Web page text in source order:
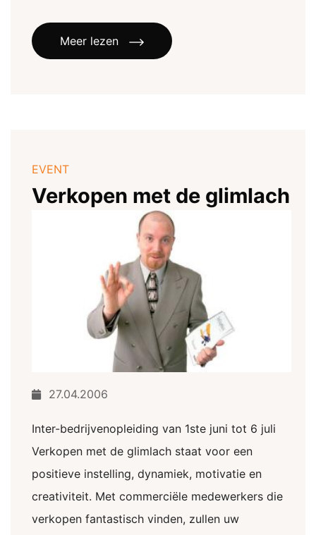
Meer lezen
EVENT
Verkopen met de glimlach
27.04.2006
Inter-bedrijvenopleiding van 1ste juni tot 6 juli
Verkopen met de glimlach staat voor een
positieve instelling, dynamiek, motivatie en
creativiteit. Met commerciële medewerkers die
verkopen fantastisch vinden, zullen uw